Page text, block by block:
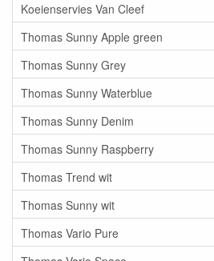
Koeienservies Van Cleef
Thomas Sunny Apple green
Thomas Sunny Grey
Thomas Sunny Waterblue
Thomas Sunny Denim
Thomas Sunny Raspberry
Thomas Trend wit
Thomas Sunny wit
Thomas Vario Pure